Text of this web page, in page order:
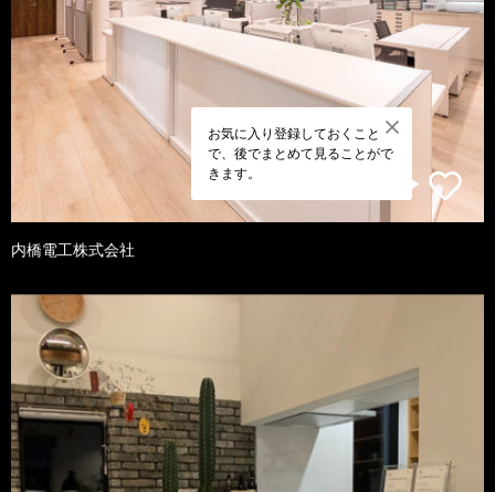
お気に入り登録しておくこと
で、後でまとめて見ることがで
きます。
内橋電工株式会社